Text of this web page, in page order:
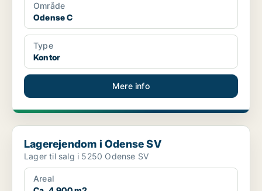
Område
Odense C
Type
Kontor
Mere info
Lagerejendom i Odense SV
Lagerejendom i Odense SV
Lager til salg i 5250 Odense SV
Areal